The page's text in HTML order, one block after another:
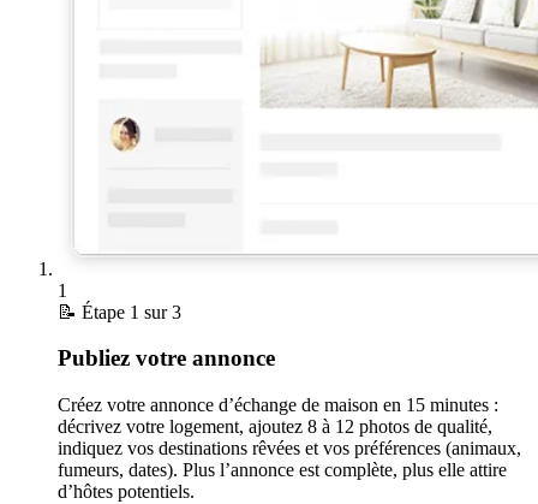
1
📝 Étape 1 sur 3
Publiez votre annonce
Créez votre annonce d’échange de maison en 15 minutes :
décrivez votre logement, ajoutez 8 à 12 photos de qualité,
indiquez vos destinations rêvées et vos préférences (animaux,
fumeurs, dates). Plus l’annonce est complète, plus elle attire
d’hôtes potentiels.